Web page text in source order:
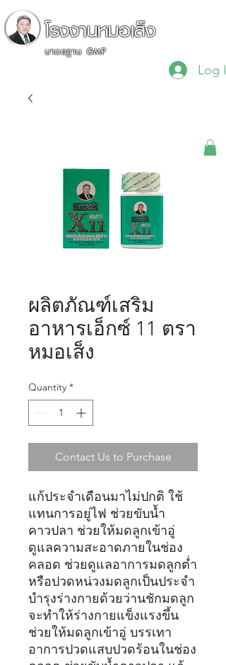
โรงงานหมอเส็ง
มาตรฐาน GMP
Log In
ผลิตภัณฑ์เสริม
อาหารเอ็กซ์ 11 ตรา
หมอเส็ง
Quantity *
Contact Us to Purchase
แก้ประจำเดือนมาไม่ปกติ ใช้
แทนการอยู่ไฟ ช่วยขับน้ำ
คาวปลา ช่วยให้มดลูกเข้าอู่
ดูแลความสะอาดภายในช่อง
คลอด ช่วยดูแลอาการมดลูกต่ำ
หรือปวดหน่วงมดลูกเป็นประจำ
บำรุงร่างกายด้วยว่านชักมดลูก
จะทำให้ร่างกายแข็งแรงขึ้น
ช่วยให้มดลูกเข้าอู่ บรรเทา
อาการปวดแสบปวดร้อนในช่อง